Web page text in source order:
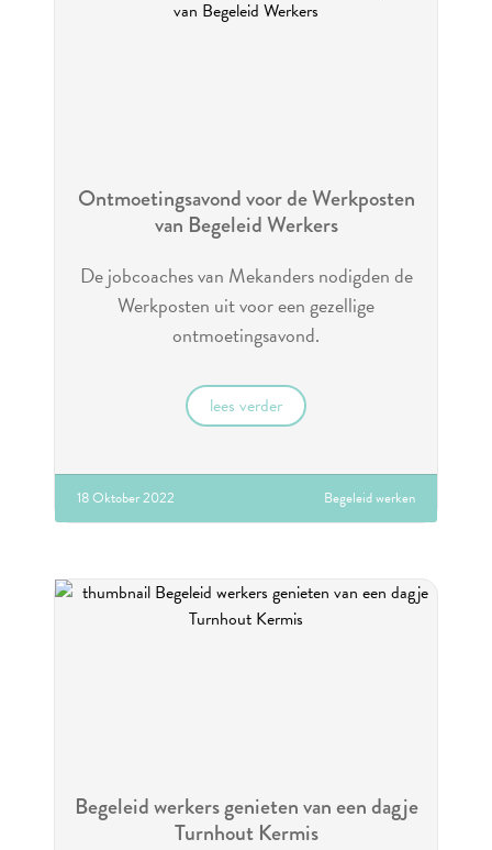
Ontmoetingsavond voor de Werkposten
van Begeleid Werkers
De jobcoaches van Mekanders nodigden de
Werkposten uit voor een gezellige
ontmoetingsavond.
lees verder
18 Oktober 2022 Begeleid werken
Begeleid werkers genieten van een dagje
Turnhout Kermis